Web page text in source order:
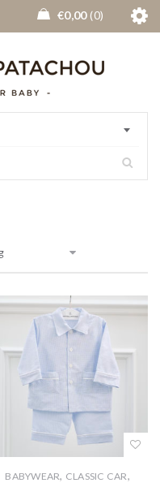
€0,00 0
BABYWEAR, CLASSIC CAR,